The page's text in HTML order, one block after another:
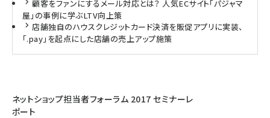
顧客をファンにするメール対応とは？ 人気ECサイト「パジャマ
屋」の事例に学ぶLTV向上策
店舗独自のハウスクレジットカード決済を販促アプリに実装、
「.pay」を起点にした店舗の売上アップ施策
ネットショップ担当者フォーラム 2017 セミナーレ
ポート